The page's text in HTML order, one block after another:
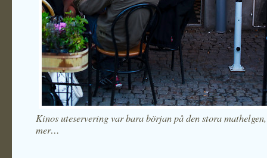
Kinos uteservering var bara början på den stora
mer…